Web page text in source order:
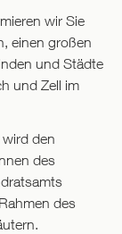
wir Sie
einen großen
und Städte
und Zell im
wird den
des
des